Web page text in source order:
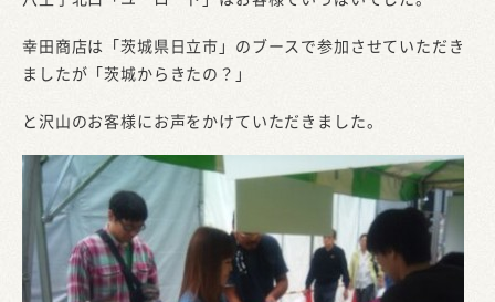
幸田商店は「茨城県日立市」のブースで参加させていただき
ましたが「茨城からきたの？」
と沢山のお客様にお声をかけていただきました。